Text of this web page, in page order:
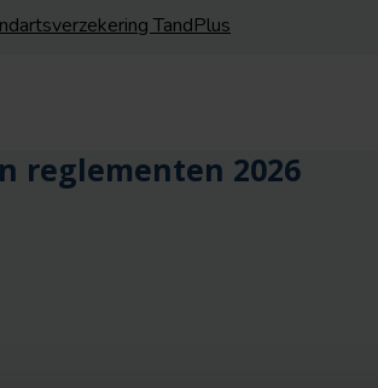
TandPlus
reglementen 2026